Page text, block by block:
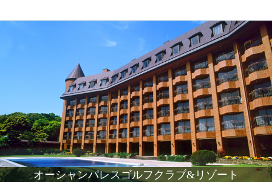
オーシャンパレスゴルフクラブ&リゾート